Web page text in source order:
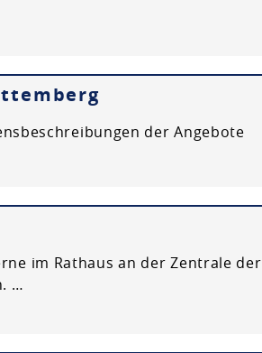
der Angebote
im Rathaus an der Zentrale der
…